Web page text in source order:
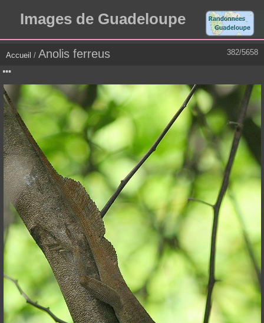
Images de Guadeloupe
382/5658
Accueil / Anolis ferreus